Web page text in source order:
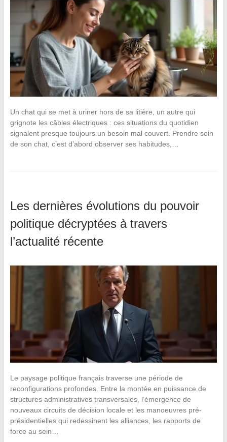
Un chat qui se met à uriner hors de sa litière, un autre qui
grignote les câbles électriques : ces situations du quotidien
signalent presque toujours un besoin mal couvert. Prendre soin
de son chat, c’est d’abord observer ses habitudes,…
Les dernières évolutions du pouvoir
politique décryptées à travers
l’actualité récente
Le paysage politique français traverse une période de
reconfigurations profondes. Entre la montée en puissance de
structures administratives transversales, l’émergence de
nouveaux circuits de décision locale et les manoeuvres pré-
présidentielles qui redessinent les alliances, les rapports de
force au sein…